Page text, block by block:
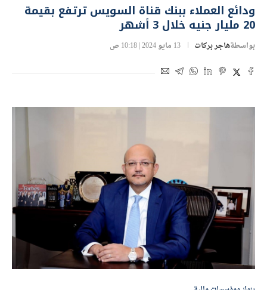
ودائع العملاء ببنك قناة السويس ترتفع بقيمة
20 مليار جنيه خلال 3 أشهر
بواسطةهاجر بركات 13 مايو 2024 | 10:18 ص